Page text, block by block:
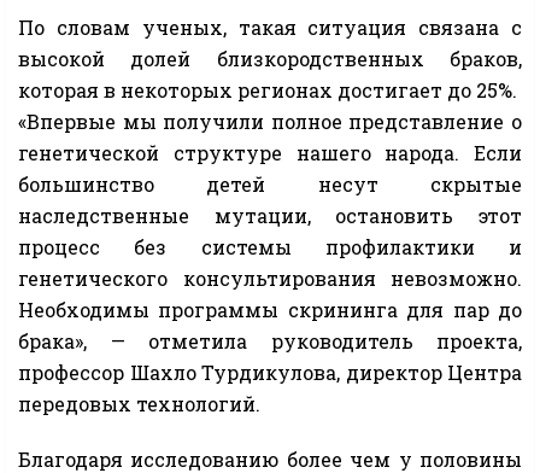
По словам ученых, такая ситуация связана с
высокой долей близкородственных браков,
которая в некоторых регионах достигает до 25%.
«Впервые мы получили полное представление о
генетической структуре нашего народа. Если
большинство детей несут скрытые
наследственные мутации, остановить этот
процесс без системы профилактики и
генетического консультирования невозможно.
Необходимы программы скрининга для пар до
брака», — отметила руководитель проекта,
профессор Шахло Турдикулова, директор Центра
передовых технологий.
Благодаря исследованию более чем у половины